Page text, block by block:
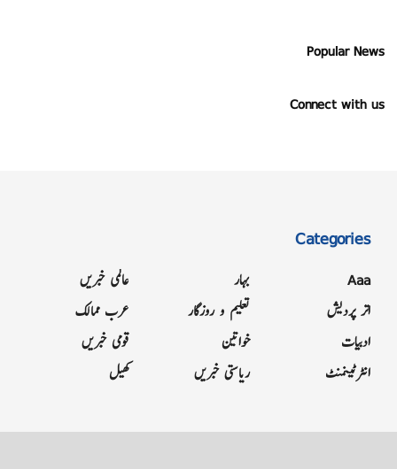
Popular News
Connect with us
Categories
Aaa
اتر پردیش
ادبیات
انٹرٹینمنٹ
بہار
تعلیم و روزگار
خواتین
ریاستی خبریں
عالمی خبریں
عرب ممالک
قومی خبریں
کھیل